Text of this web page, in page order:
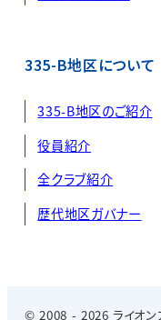
335-B地区について
335-B地区のご紹介
役員紹介
全クラブ紹介
歴代地区ガバナー
© 2008 - 2026 ライオン